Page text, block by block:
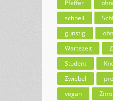
Pfeffer
schnell
günstig
Wartezeit
Student
Zwiebel
vegan